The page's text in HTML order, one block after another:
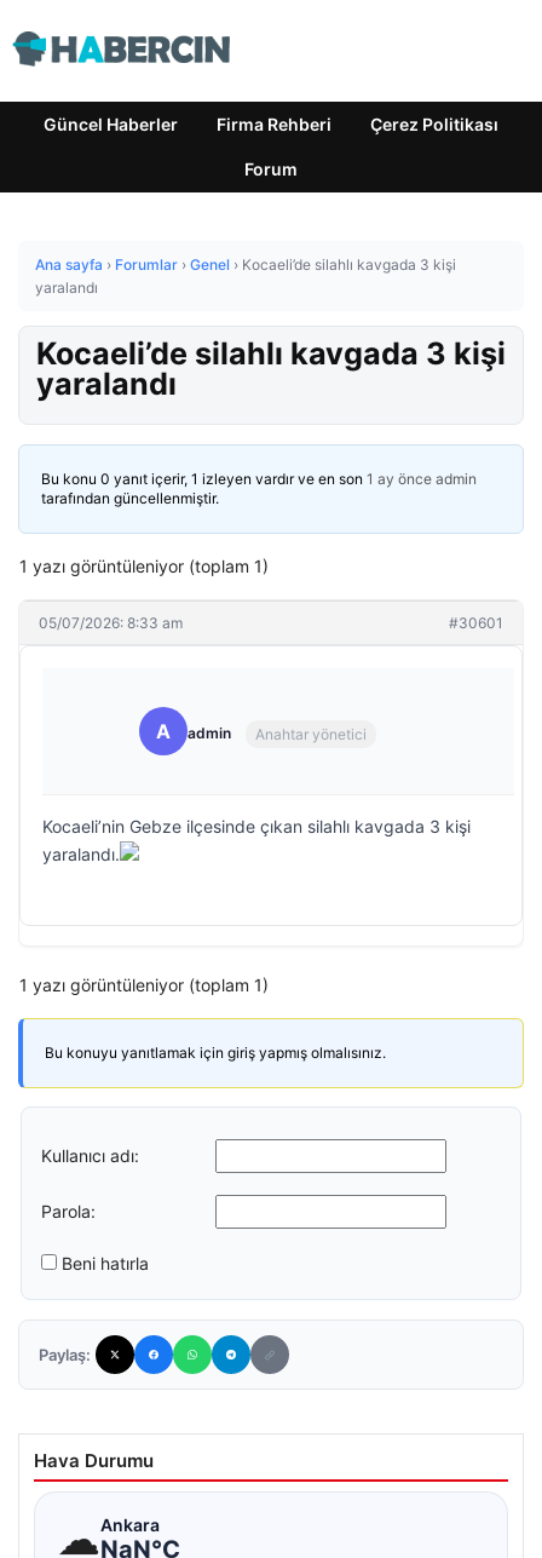
Güncel Haberler Firma Rehberi Çerez Politikası
Forum
Ana sayfa › Forumlar › Genel › Kocaeli’de silahlı kavgada 3 kişi
yaralandı
Kocaeli’de silahlı kavgada 3 kişi
yaralandı
Bu konu 0 yanıt içerir, 1 izleyen vardır ve en son 1 ay önce admin
tarafından güncellenmiştir.
1 yazı görüntüleniyor (toplam 1)
05/07/2026: 8:33 am #30601
A admin Anahtar yönetici
Kocaeli’nin Gebze ilçesinde çıkan silahlı kavgada 3 kişi
yaralandı.
1 yazı görüntüleniyor (toplam 1)
Bu konuyu yanıtlamak için giriş yapmış olmalısınız.
Kullanıcı adı:
Parola:
Beni hatırla
Paylaş:
Hava Durumu
☁Ankara
NaN°C